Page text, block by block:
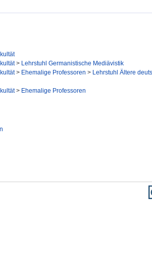
> Lehrstuhl Germanistische Mediävistik
> Ehemalige Professoren > Lehrstuhl Ältere
> Ehemalige Professoren